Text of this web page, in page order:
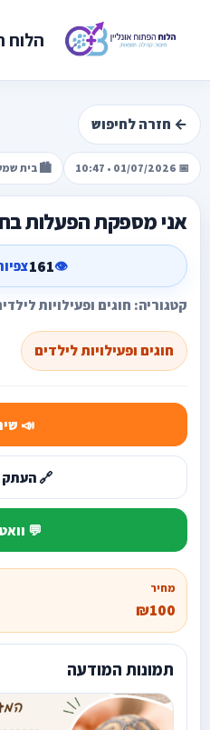
הלוח
← חזרה לחיפוש
📅 01/07/2026 • 10:47 🏙️ בית
אני מספקת הפעלות
👁️
161
קטגוריה: חוגים ופעילויות
חוגים ופעילויות לילדים
📣
🔗 העתק
💬
מחיר
₪100
תמונות המודעה